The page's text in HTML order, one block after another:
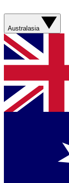
Australasia